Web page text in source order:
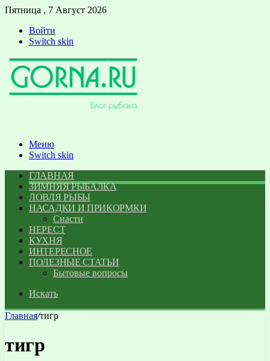
Пятница , 7 Август 2026
Войти
Switch skin
Меню
Switch skin
ГЛАВНАЯ
ЗИМНЯЯ РЫБАЛКА
ЛОВЛЯ РЫБЫ
НАСАДКИ И ПРИКОРМКИ
Снасти
НЕРЕСТ
КУХНЯ
ИНТЕРЕСНОЕ
ПОЛЕЗНЫЕ СТАТЬИ
Бытовые вопросы
Искать
Главная/тигр
тигр